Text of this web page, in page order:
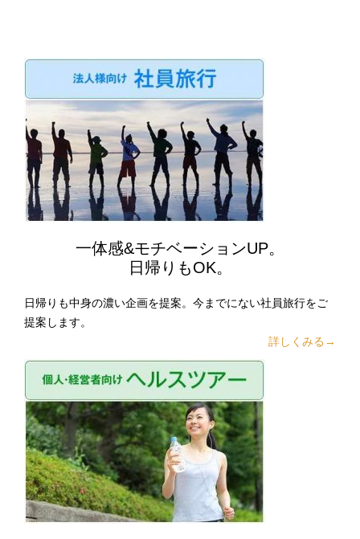
一体感&モチベーションUP。
日帰りもOK。
日帰りも中身の濃い企画を提案。今までにない社員旅行をご
提案します。
詳しくみる→